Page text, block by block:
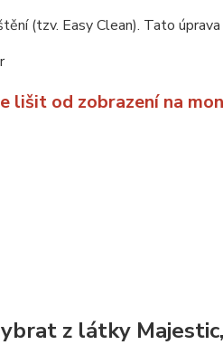
(tzv. Easy Clean). Tato
lišit od zobrazení na
z látky